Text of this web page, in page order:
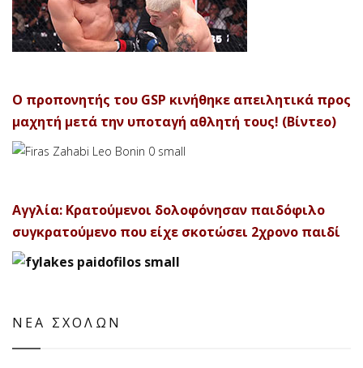
Ο προπονητής του GSP κινήθηκε απειλητικά προς
μαχητή μετά την υποταγή αθλητή τους! (Βίντεο)
Αγγλία: Κρατούμενοι δολοφόνησαν παιδόφιλο
συγκρατούμενο που είχε σκοτώσει 2χρονο παιδί
ΝΕΑ ΣΧΟΛΩΝ